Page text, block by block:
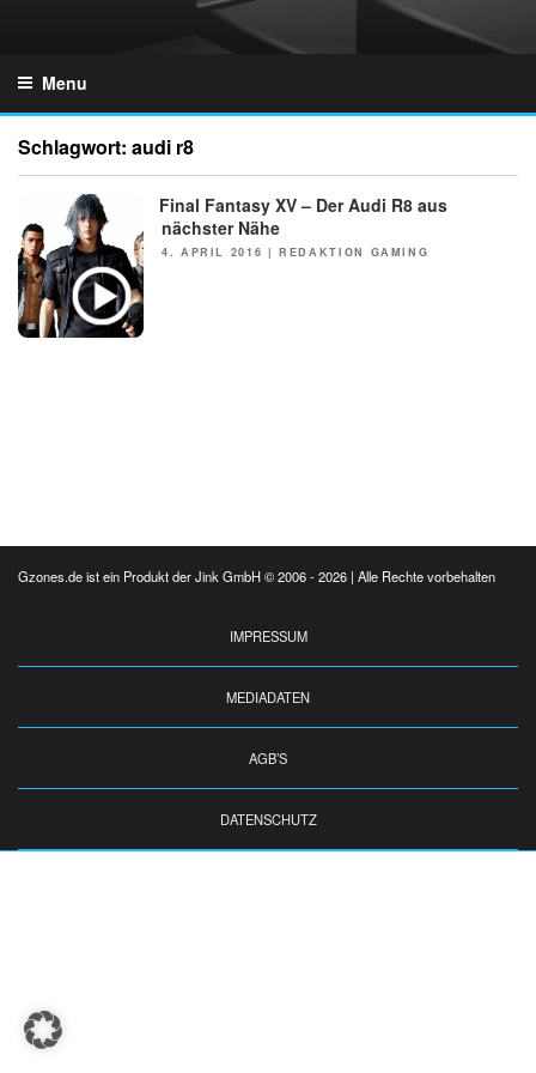
Menu
Schlagwort: audi r8
NEWS
Final Fantasy XV – Der Audi R8 aus
nächster Nähe
POSTED
4. APRIL 2016 |REDAKTION GAMING
Gzones.de ist ein Produkt der Jink GmbH © 2006 - 2026 | Alle Rechte vorbehalten
IMPRESSUM
MEDIADATEN
AGB’S
DATENSCHUTZ